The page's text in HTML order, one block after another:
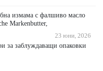
измама с фалшиво масло
Markenbutter,
23 юни, 2026
за заблуждаващи опаковки